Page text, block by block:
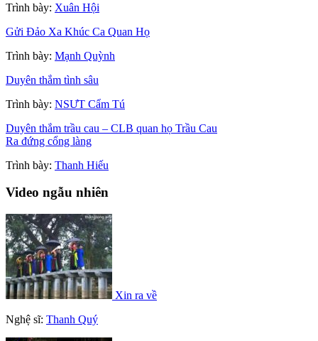
Trình bày: Xuân Hội
Gửi Đảo Xa Khúc Ca Quan Họ
Trình bày: Mạnh Quỳnh
Duyên thắm tình sâu
Trình bày: NSƯT Cẩm Tú
Duyên thắm trầu cau – CLB quan họ Trầu Cau
Ra đứng cổng làng
Trình bày: Thanh Hiếu
Video ngẫu nhiên
Xin ra về
Nghệ sĩ: Thanh Quý